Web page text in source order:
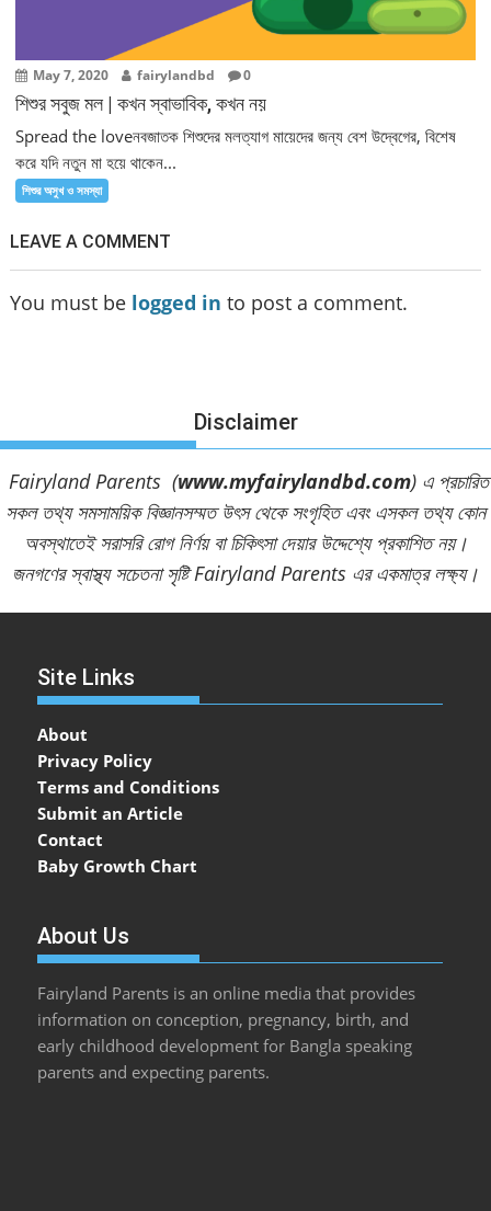
May 7, 2020 fairylandbd 0
শিশুর সবুজ মল | কখন স্বাভাবিক, কখন নয়
Spread the loveনবজাতক শিশুদের মলত্যাগ মায়েদের জন্য বেশ উদ্বেগের, বিশেষ
করে যদি নতুন মা হয়ে থাকেন...
শিশুর অসুখ ও সমস্যা
LEAVE A COMMENT
You must be logged in to post a comment.
Disclaimer
Fairyland Parents (www.myfairylandbd.com) এ প্রচারিত
সকল তথ্য সমসাময়িক বিজ্ঞানসম্মত উৎস থেকে সংগৃহিত এবং এসকল তথ্য কোন
অবস্থাতেই সরাসরি রোগ নির্ণয় বা চিকিৎসা দেয়ার উদ্দেশ্যে প্রকাশিত নয়।
জনগণের স্বাস্থ্য সচেতনা সৃষ্টি Fairyland Parents এর একমাত্র লক্ষ্য।
Site Links
About
Privacy Policy
Terms and Conditions
Submit an Article
Contact
Baby Growth Chart
About Us
Fairyland Parents is an online media that provides
information on conception, pregnancy, birth, and
early childhood development for Bangla speaking
parents and expecting parents.